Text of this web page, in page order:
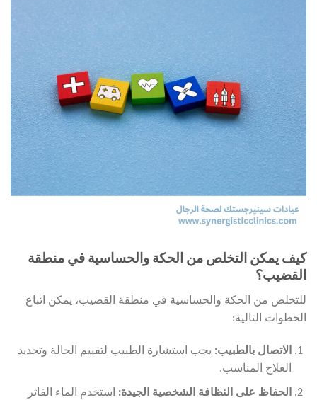
كيف يمكن التخلص من الحكة والحساسية في منطقة
القضيب؟
للتخلص من الحكة والحساسية في منطقة القضيب، يمكن اتباع
الخطوات التالية:
الاتصال بالطبيب: يجب استشارة الطبيب لتقييم الحالة وتحديد
العلاج المناسب.
الحفاظ على النظافة الشخصية الجيدة: استخدم الماء الفاتر